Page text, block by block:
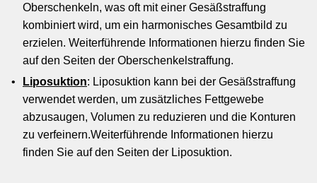
Oberschenkeln, was oft mit einer Gesäßstraffung
kombiniert wird, um ein harmonisches Gesamtbild zu
erzielen. Weiterführende Informationen hierzu finden Sie
auf den Seiten der Oberschenkelstraffung.
Liposuktion: Liposuktion kann bei der Gesäßstraffung
verwendet werden, um zusätzliches Fettgewebe
abzusaugen, Volumen zu reduzieren und die Konturen
zu verfeinern.Weiterführende Informationen hierzu
finden Sie auf den Seiten der Liposuktion.